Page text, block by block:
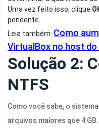
Uma vez feito isso, clique
pendente.
Leia também: Como
VirtualBox no host do
Solução 2:
NTFS
Como você sabe, o
arquivos maiores que 4